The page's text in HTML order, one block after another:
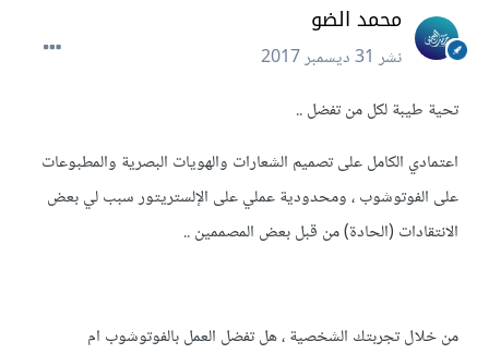
محمد الضو
نشر31 ديسمبر 2017
تحية طيبة لكل من تفضل ..
اعتمادي الكامل على تصميم الشعارات والهويات البصرية والمطبوعات
على الفوتوشوب ، ومحدودية عملي على الإلستريتور سبب لي بعض
الانتقادات (الحادة) من قبل بعض المصممين ..
من خلال تجربتك الشخصية ، هل تفضل العمل بالفوتوشوب ام